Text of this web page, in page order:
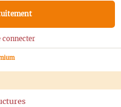
connecter